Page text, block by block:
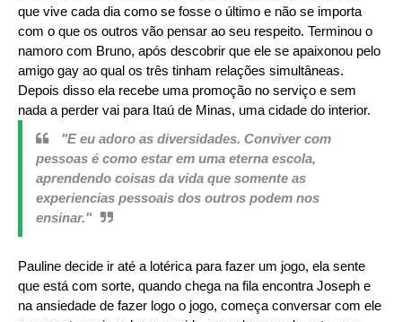
que vive cada dia como se fosse o último e não se importa
com o que os outros vão pensar ao seu respeito. Terminou o
namoro com Bruno, após descobrir que ele se apaixonou pelo
amigo gay ao qual os três tinham relações simultâneas.
Depois disso ela recebe uma promoção no serviço e sem
nada a perder vai para Itaú de Minas, uma cidade do interior.
"E eu adoro as diversidades. Conviver com
pessoas é como estar em uma eterna escola,
aprendendo coisas da vida que somente as
experiencias pessoais dos outros podem nos
ensinar."
Pauline decide ir até a lotérica para fazer um jogo, ela sente
que está com sorte, quando chega na fila encontra Joseph e
na ansiedade de fazer logo o jogo, começa conversar com ele